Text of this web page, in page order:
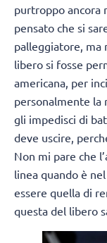
purtroppo ancora
pensato che si
palleggiatore, ma
libero si fosse
americana, per
personalmente la
gli impedisci di
deve uscire,
Non mi pare che
linea quando è
essere quella di
questa del libero